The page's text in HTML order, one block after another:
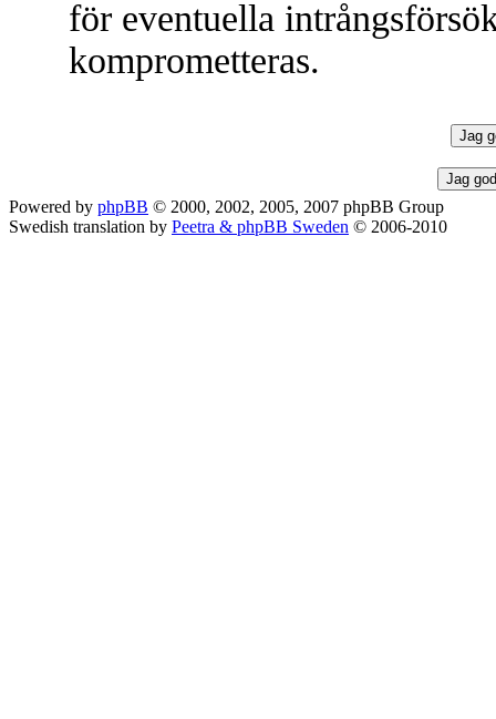
för eventuella
komprometteras.
Powered by phpBB © 2000, 2002, 2005, 2007 phpBB Group
Swedish translation by Peetra & phpBB Sweden © 2006-2010